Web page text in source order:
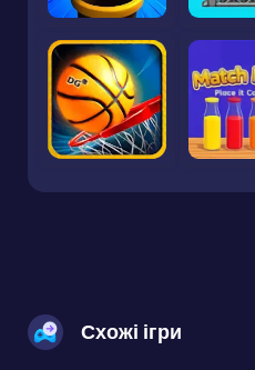
Схожі ігри